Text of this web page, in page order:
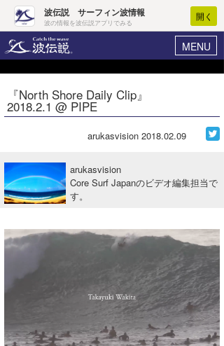
波伝説 サーフィン波情報
波の情報を波伝説アプリでみる
開く
MENU
ヘルプ マイホーム
ログイン
波情報･概況
WAVE HUNTER 波予想ツール
ニュース
サーフィンエリアガイド
会員メニュー
今月のプレゼント
『North Shore Daily Clip』
2018.2.1 @ PIPE
arukasvision 2018.02.09
arukasvision
Core Surf Japanのビデオ編集担当で
す。
Core Surf Japan
アート＆エンタメ
トラベル
ショップ情報
湘南
ウラナミ
お知らせ